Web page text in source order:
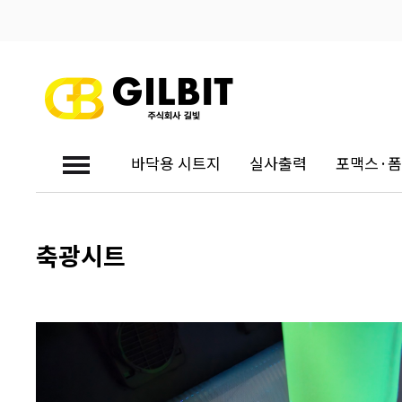
바닥용 시트지 실사출력
포맥스·
대량견적문의
축광시트